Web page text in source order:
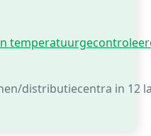
distributiecentra in 12